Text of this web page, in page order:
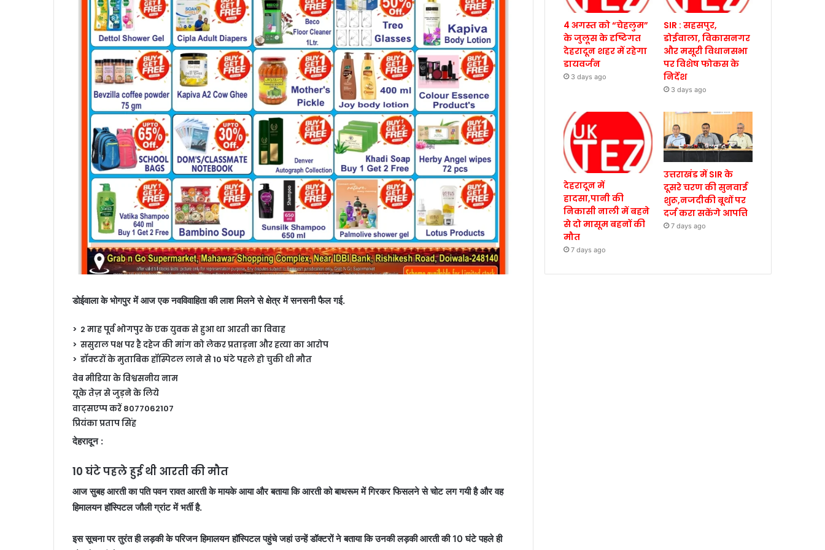
डोईवाला के भोगपुर में आज एक नवविवाहिता की लाश मिलने से क्षेत्र में सनसनी फैल गई.
> 2 माह पूर्व भोगपुर के एक युवक से हुआ था आरती का विवाह
> ससुराल पक्ष पर है दहेज की मांग को लेकर प्रताड़ना और हत्या का आरोप
> डॉक्टरों के मुताबिक हॉस्पिटल लाने से 10 घंटे पहले हो चुकी थी मौत
वेब मीडिया के विश्वसनीय नाम
यूके तेज़ से जुड़ने के लिये
वाट्सएप्प करें 8077062107
प्रियंका प्रताप सिंह
देहरादून :
10 घंटे पहले हुई थी आरती की मौत
आज सुबह आरती का पति पवन रावत आरती के मायके आया और बताया कि आरती को बाथरूम में गिरकर फिसलने से चोट लग गयी है और वह
हिमालयन हॉस्पिटल जौली ग्रांट में भर्ती है.
इस सूचना पर तुरंत ही लड़की के परिजन हिमालयन हॉस्पिटल पहुंचे जहां उन्हें डॉक्टरों ने बताया कि उनकी लड़की आरती की 10 घंटे पहले ही
4 अगस्त को “चेहलुम”
के जुलूस के दृष्टिगत
देहरादून शहर में रहेगा
डायवर्जन
3 days ago
SIR : सहसपुर,
डोईवाला, विकासनगर
और मसूरी विधानसभा
पर विशेष फोकस के
निर्देश
3 days ago
देहरादून में
हादसा,पानी की
निकासी नाली में बहने
से दो मासूम बहनों की
मौत
7 days ago
उत्तराखंड में SIR के
दूसरे चरण की सुनवाई
शुरू,नजदीकी बूथों पर
दर्ज करा सकेंगे आपत्ति
7 days ago